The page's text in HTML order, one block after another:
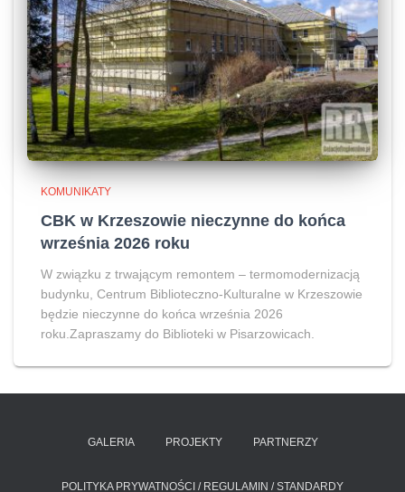
KOMUNIKATY
CBK w Krzeszowie nieczynne do końca
września 2026 roku
W związku z trwającym remontem – termomodernizacją
budynku, Centrum Biblioteczno-Kulturalne w Krzeszowie
będzie nieczynne do końca września 2026
roku.Zapraszamy do Biblioteki w Pisarzowicach.
GALERIA PROJEKTY PARTNERZY
POLITYKA PRYWATNOŚCI / REGULAMIN / STANDARDY